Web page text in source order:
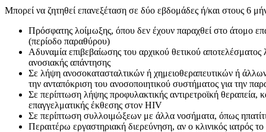
Μπορεί να ζητηθεί επανεξέταση σε δύο εβδομάδες ή/και στους 6
Πρόσφατης λοίμωξης, όπου δεν έχουν παραχθεί στο άτομο
(περίοδο παραθύρου)
Αδυναμία επιβεβαίωσης του αρχικού θετικού
ανοσιακής απάντησης
Σε λήψη ανοσοκατασταλτικών ή χημειοθεραπευτικών ή
την ανταπόκριση του ανοσοποιητικού συστήματος για την
Σε περίπτωση λήψης προφυλακτικής αντιρετροϊκή θεραπεία,
επαγγελματικής έκθεσης στον HIV
Σε περίπτωση συλλοιμώξεων με άλλα νοσήματα, όπως
Περαιτέρω εργαστηριακή διερεύνηση, αν ο κλινικός ιατρός το